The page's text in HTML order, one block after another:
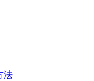
法